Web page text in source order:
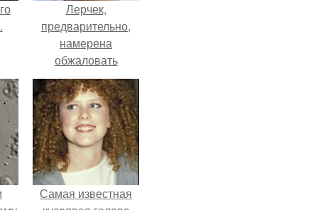
Лерчек,
предварительно,
намерена
обжаловать
приговор.
Самая известная